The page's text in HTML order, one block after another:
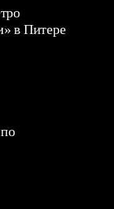
в Питере